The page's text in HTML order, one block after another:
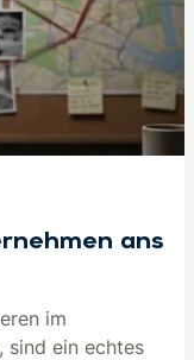
ans
im
sind ein echtes